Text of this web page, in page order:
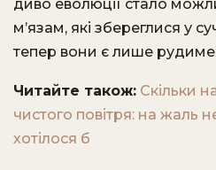
диво еволюції стало
м’язам, які збереглися у
тепер вони є лише
Читайте також: Скільки
чистого повітря: на жаль
хотілося б